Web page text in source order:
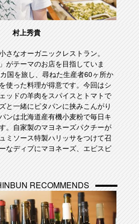
村上秀貴
さなオーガニックレストラン。
がテーマのお店を目指していま
国を旅し、尋ねた生産者60ヶ所か
使った料理が得意です。今回はシ
ッドの羊肉をスパイスとトマトで
と一緒にピタパンに挟みこんがり
ンは北海道産有機小麦粉で毎日キ
。自家製のマヨネーズパクチーが
ミソース特製ハリッサをつけて召
なディプにマヨネーズ、エビスビ
RECOMMENDS